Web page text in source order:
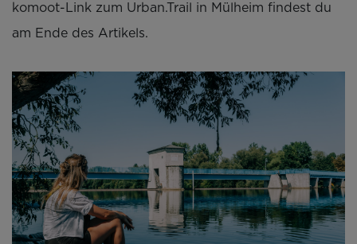
komoot-Link zum Urban.Trail in Mülheim findest du
am Ende des Artikels.